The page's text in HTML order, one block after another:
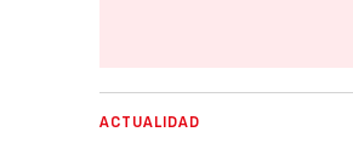
ACTUALIDAD